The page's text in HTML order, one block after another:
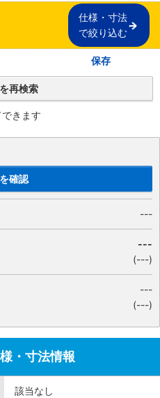
仕様・寸法
で絞り込む
保存
再検索
きます
確認
---
---
(---)
---
(---)
・寸法情報
該当なし